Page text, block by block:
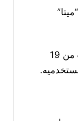
إذ يتابع أوبرا وينفري أكثر من 42 مليون متابع على تويتر، والدالاي لاما لديه ما يقرب من 19